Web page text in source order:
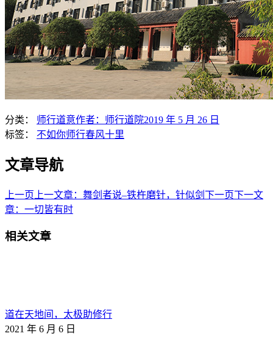
分类： 师行道意作者： 师行道院2019 年 5 月 26 日
标签： 不如你师行春风十里
文章导航
上一页 上一文章： 舞剑者说–铁杵磨针，针似剑 下一页下一文
章： 一切皆有时
相关文章
道在天地间，太极助修行
2021 年 6 月 6 日